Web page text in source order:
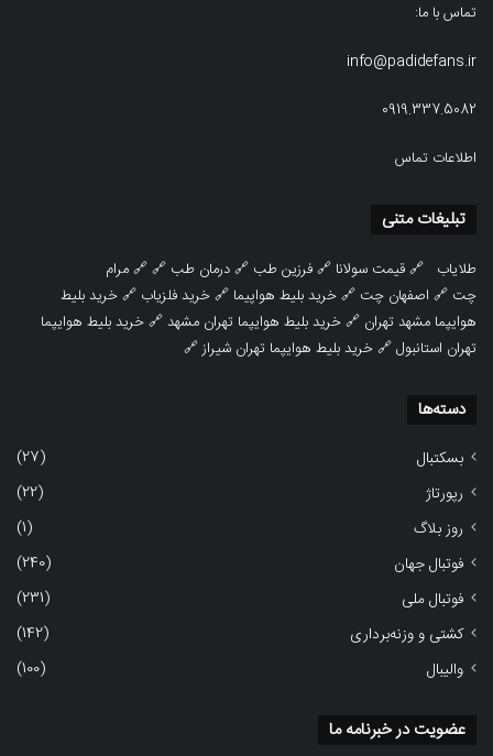
تماس با ما:
info@padidefans.ir
0919.337.5082
اطلاعات تماس
تبلیغات متنی
طلایاب 🔗قیمت سولانا 🔗فرزین طب 🔗درمان طب 🔗 🔗مرام
چت 🔗 اصفهان چت 🔗خرید بلیط هواپیما 🔗خرید فلزیاب 🔗خرید بلیط
هوایپما مشهد تهران 🔗خرید بلیط هوایپما تهران مشهد🔗خرید بلیط هوایپما
تهران استانبول🔗خرید بلیط هوایپما تهران شیراز🔗
دسته‌ها
بسکتبال
(27)
رپورتاژ
(22)
روز بلاگ
(1)
فوتبال جهان
(240)
فوتبال ملی
(231)
کشتی و وزنه‌برداری
(142)
والیبال
(100)
عضویت در خبرنامه ما